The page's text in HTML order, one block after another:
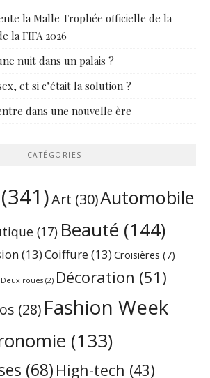
la Malle Trophée officielle de la
la FIFA 2026
nuit dans un palais ?
et si c’était la solution ?
dans une nouvelle ère
CATÉGORIES
(341)Art (30)Automobile
(17) Beauté (144)
(13)Coiffure(13) Croisières (7)
Deux roues (2) Décoration (51)
(28) Fashion Week
(133)
(68) High-tech (43)